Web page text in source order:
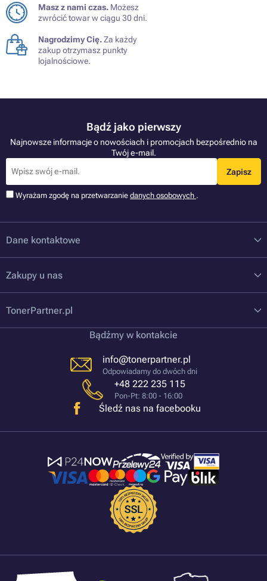
Masz z nami czas. Możesz
zwrócić towar w ciągu 30 dni.
Nagrodzimy Cię.Za każdy
zakup otrzymasz punkty
lojalnościowe.
Bądź jako pierwszy
Najnowsze informacje o nowościach i promocjach bezpośrednio na
Twój e-mail.
Zapisz
Wyrażam zgodę na przetwarzanie danych osobowych .
Dane kontaktowe
Zakupy u nas
TonerPartner.pl
Bądźmy w kontakcie
info@tonerpartner.pl
Odpowiadamy do dwóch dni
+48 222 235 115
Pon-Pt: 8:00 - 16:00
Śledź nas na facebooku